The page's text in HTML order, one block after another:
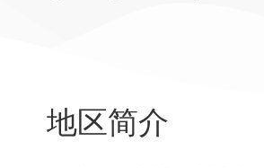
地区简介